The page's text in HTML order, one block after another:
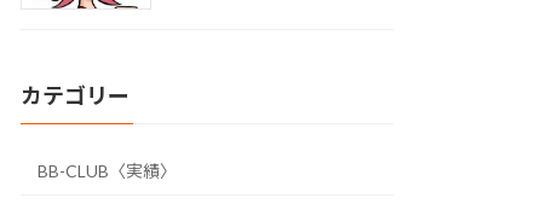
カテゴリー
BB-CLUB〈実績〉